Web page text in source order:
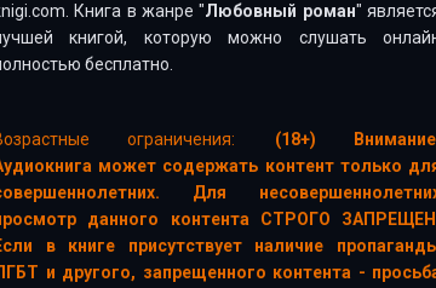
Книга в жанре "Любовный роман"
книгой, которую можно слушать
бесплатно.
ограничения:
(18+)
может содержать контент только
Для
данного контента СТРОГО
в книге присутствует наличие
и другого, запрещенного контента -